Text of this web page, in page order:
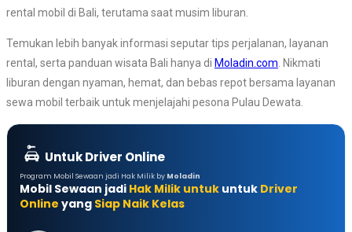
rental mobil di Bali, terutama saat musim liburan.
Temukan lebih banyak informasi seputar tips perjalanan, layanan
rental, serta panduan wisata Bali hanya di Moladin.com . Nikmati
liburan dengan nyaman, hemat, dan bebas repot bersama layanan
sewa mobil terbaik untuk menjelajahi pesona Pulau Dewata.
Untuk Driver Online
Program Mobil Sewaan jadi Hak Milik by Moladin
Mobil Sewaan jadi Hak Milik untuk untuk Driver
Online yang Siap Naik Kelas